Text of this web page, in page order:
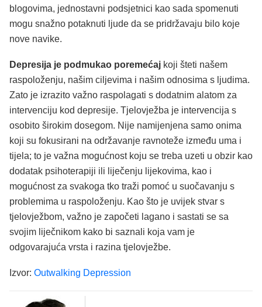
blogovima, jednostavni podsjetnici kao sada spomenuti
mogu snažno potaknuti ljude da se pridržavaju bilo koje
nove navike.
Depresija je podmukao poremećaj koji šteti našem
raspoloženju, našim ciljevima i našim odnosima s ljudima.
Zato je izrazito važno raspolagati s dodatnim alatom za
intervenciju kod depresije. Tjelovježba je intervencija s
osobito širokim dosegom. Nije namijenjena samo onima
koji su fokusirani na održavanje ravnoteže između uma i
tijela; to je važna mogućnost koju se treba uzeti u obzir kao
dodatak psihoterapiji ili liječenju lijekovima, kao i
mogućnost za svakoga tko traži pomoć u suočavanju s
problemima u raspoloženju. Kao što je uvijek stvar s
tjelovježbom, važno je započeti lagano i sastati se sa
svojim liječnikom kako bi saznali koja vam je
odgovarajuća vrsta i razina tjelovježbe.
Izvor: Outwalking Depression